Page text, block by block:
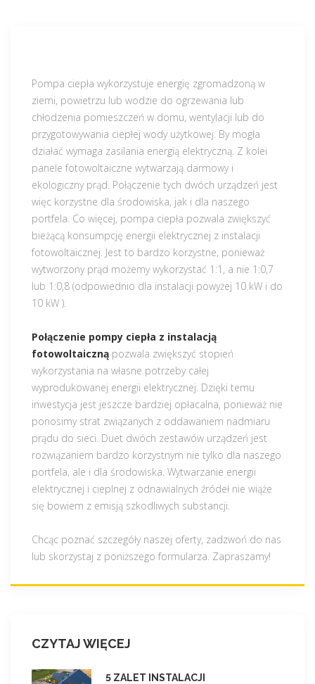
Pompa ciepła wykorzystuje energię zgromadzoną w
ziemi, powietrzu lub wodzie do ogrzewania lub
chłodzenia pomieszczeń w domu, wentylacji lub do
przygotowywania ciepłej wody użytkowej. By mogła
działać wymaga zasilania energią elektryczną. Z kolei
panele fotowoltaiczne wytwarzają darmowy i
ekologiczny prąd. Połączenie tych dwóch urządzeń jest
więc korzystne dla środowiska, jak i dla naszego
portfela. Co więcej, pompa ciepła pozwala zwiększyć
bieżącą konsumpcję energii elektrycznej z instalacji
fotowoltaicznej. Jest to bardzo korzystne, ponieważ
wytworzony prąd możemy wykorzystać 1:1, a nie 1:0,7
lub 1:0,8 (odpowiednio dla instalacji powyżej 10 kW i do
10 kW ).
Połączenie pompy ciepła z instalacją
fotowoltaiczną pozwala zwiększyć stopień
wykorzystania na własne potrzeby całej
wyprodukowanej energii elektrycznej. Dzięki temu
inwestycja jest jeszcze bardziej opłacalna, ponieważ nie
ponosimy strat związanych z oddawaniem nadmiaru
prądu do sieci. Duet dwóch zestawów urządzeń jest
rozwiązaniem bardzo korzystnym nie tylko dla naszego
portfela, ale i dla środowiska. Wytwarzanie energii
elektrycznej i cieplnej z odnawialnych źródeł nie wiąże
się bowiem z emisją szkodliwych substancji.
Chcąc poznać szczegóły naszej oferty, zadzwoń do nas
lub skorzystaj z poniższego formularza. Zapraszamy!
CZYTAJ WIĘCEJ
5 ZALET INSTALACJI